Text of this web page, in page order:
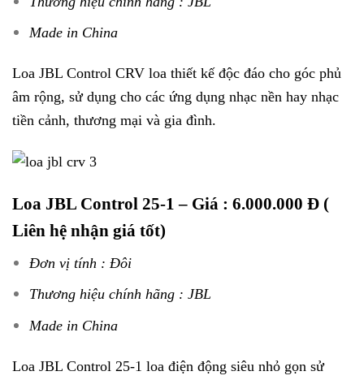
Made in China
Loa JBL Control CRV loa thiết kế độc đáo cho góc phủ
âm rộng, sử dụng cho các ứng dụng nhạc nền hay nhạc
tiền cảnh, thương mại và gia đình.
Loa JBL Control 25-1 – Giá : 6.000.000 Đ (
Liên hệ nhận giá tốt)
Đơn vị tính : Đôi
Thương hiệu chính hãng : JBL
Made in China
Loa JBL Control 25-1 loa điện động siêu nhỏ gọn sử